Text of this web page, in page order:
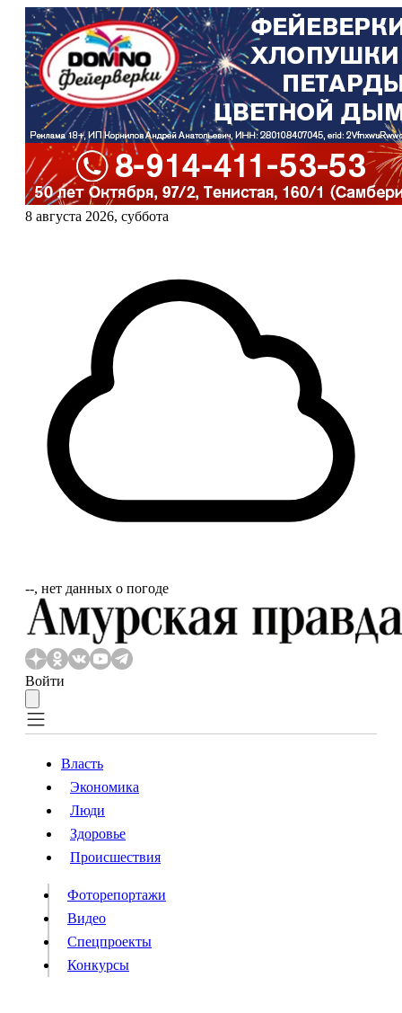
8 августа 2026, суббота
‐‐, нет данных о погоде
Войти
Власть
Происшествия
Видео
Конкурсы
Власть
Экономика
Люди
Здоровье
Происшествия
Фоторепортажи
Видео
Спецпроекты
Конкурсы